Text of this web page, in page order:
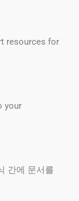
resources for
your
간에 문서를